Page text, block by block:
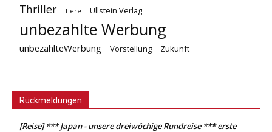
Thriller Tiere Ullstein Verlag
unbezahlte Werbung
unbezahlteWerbung Vorstellung Zukunft
Rückmeldungen
[Reise] *** Japan - unsere dreiwöchige Rundreise *** erste